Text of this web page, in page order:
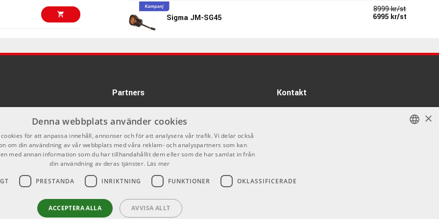
and producers a totally new palette of sounds not
in digital effects and… a joystick!
the hallowed halls of classic vintage synthesizers. Its sound
2798 kr/st
597 kr/st
1631 kr/st
Sigma JM-SG45
8999 kr/st
6995 kr/st
1555 kr/st
KORG Pa600 Arranger Keyboard
Arranger Keyboard
ARTIKELNUMMER 1036206
Partners Kontakt
Helgdagar
×
Denna webbplats använder cookies
för att anpassa innehåll, annonser och för att analysera vår trafik. Vi delar också
om din användning av vår webbplats med våra reklam- och analyspartners som kan
med annan information som du har tillhandahållit dem eller som de har samlat in från
din användning av deras tjänster. Läs mer
PRESTANDA INRIKTNING FUNKTIONER OKLASSIFICERADE
ACCEPTERA ALLA AVVISA ALLT